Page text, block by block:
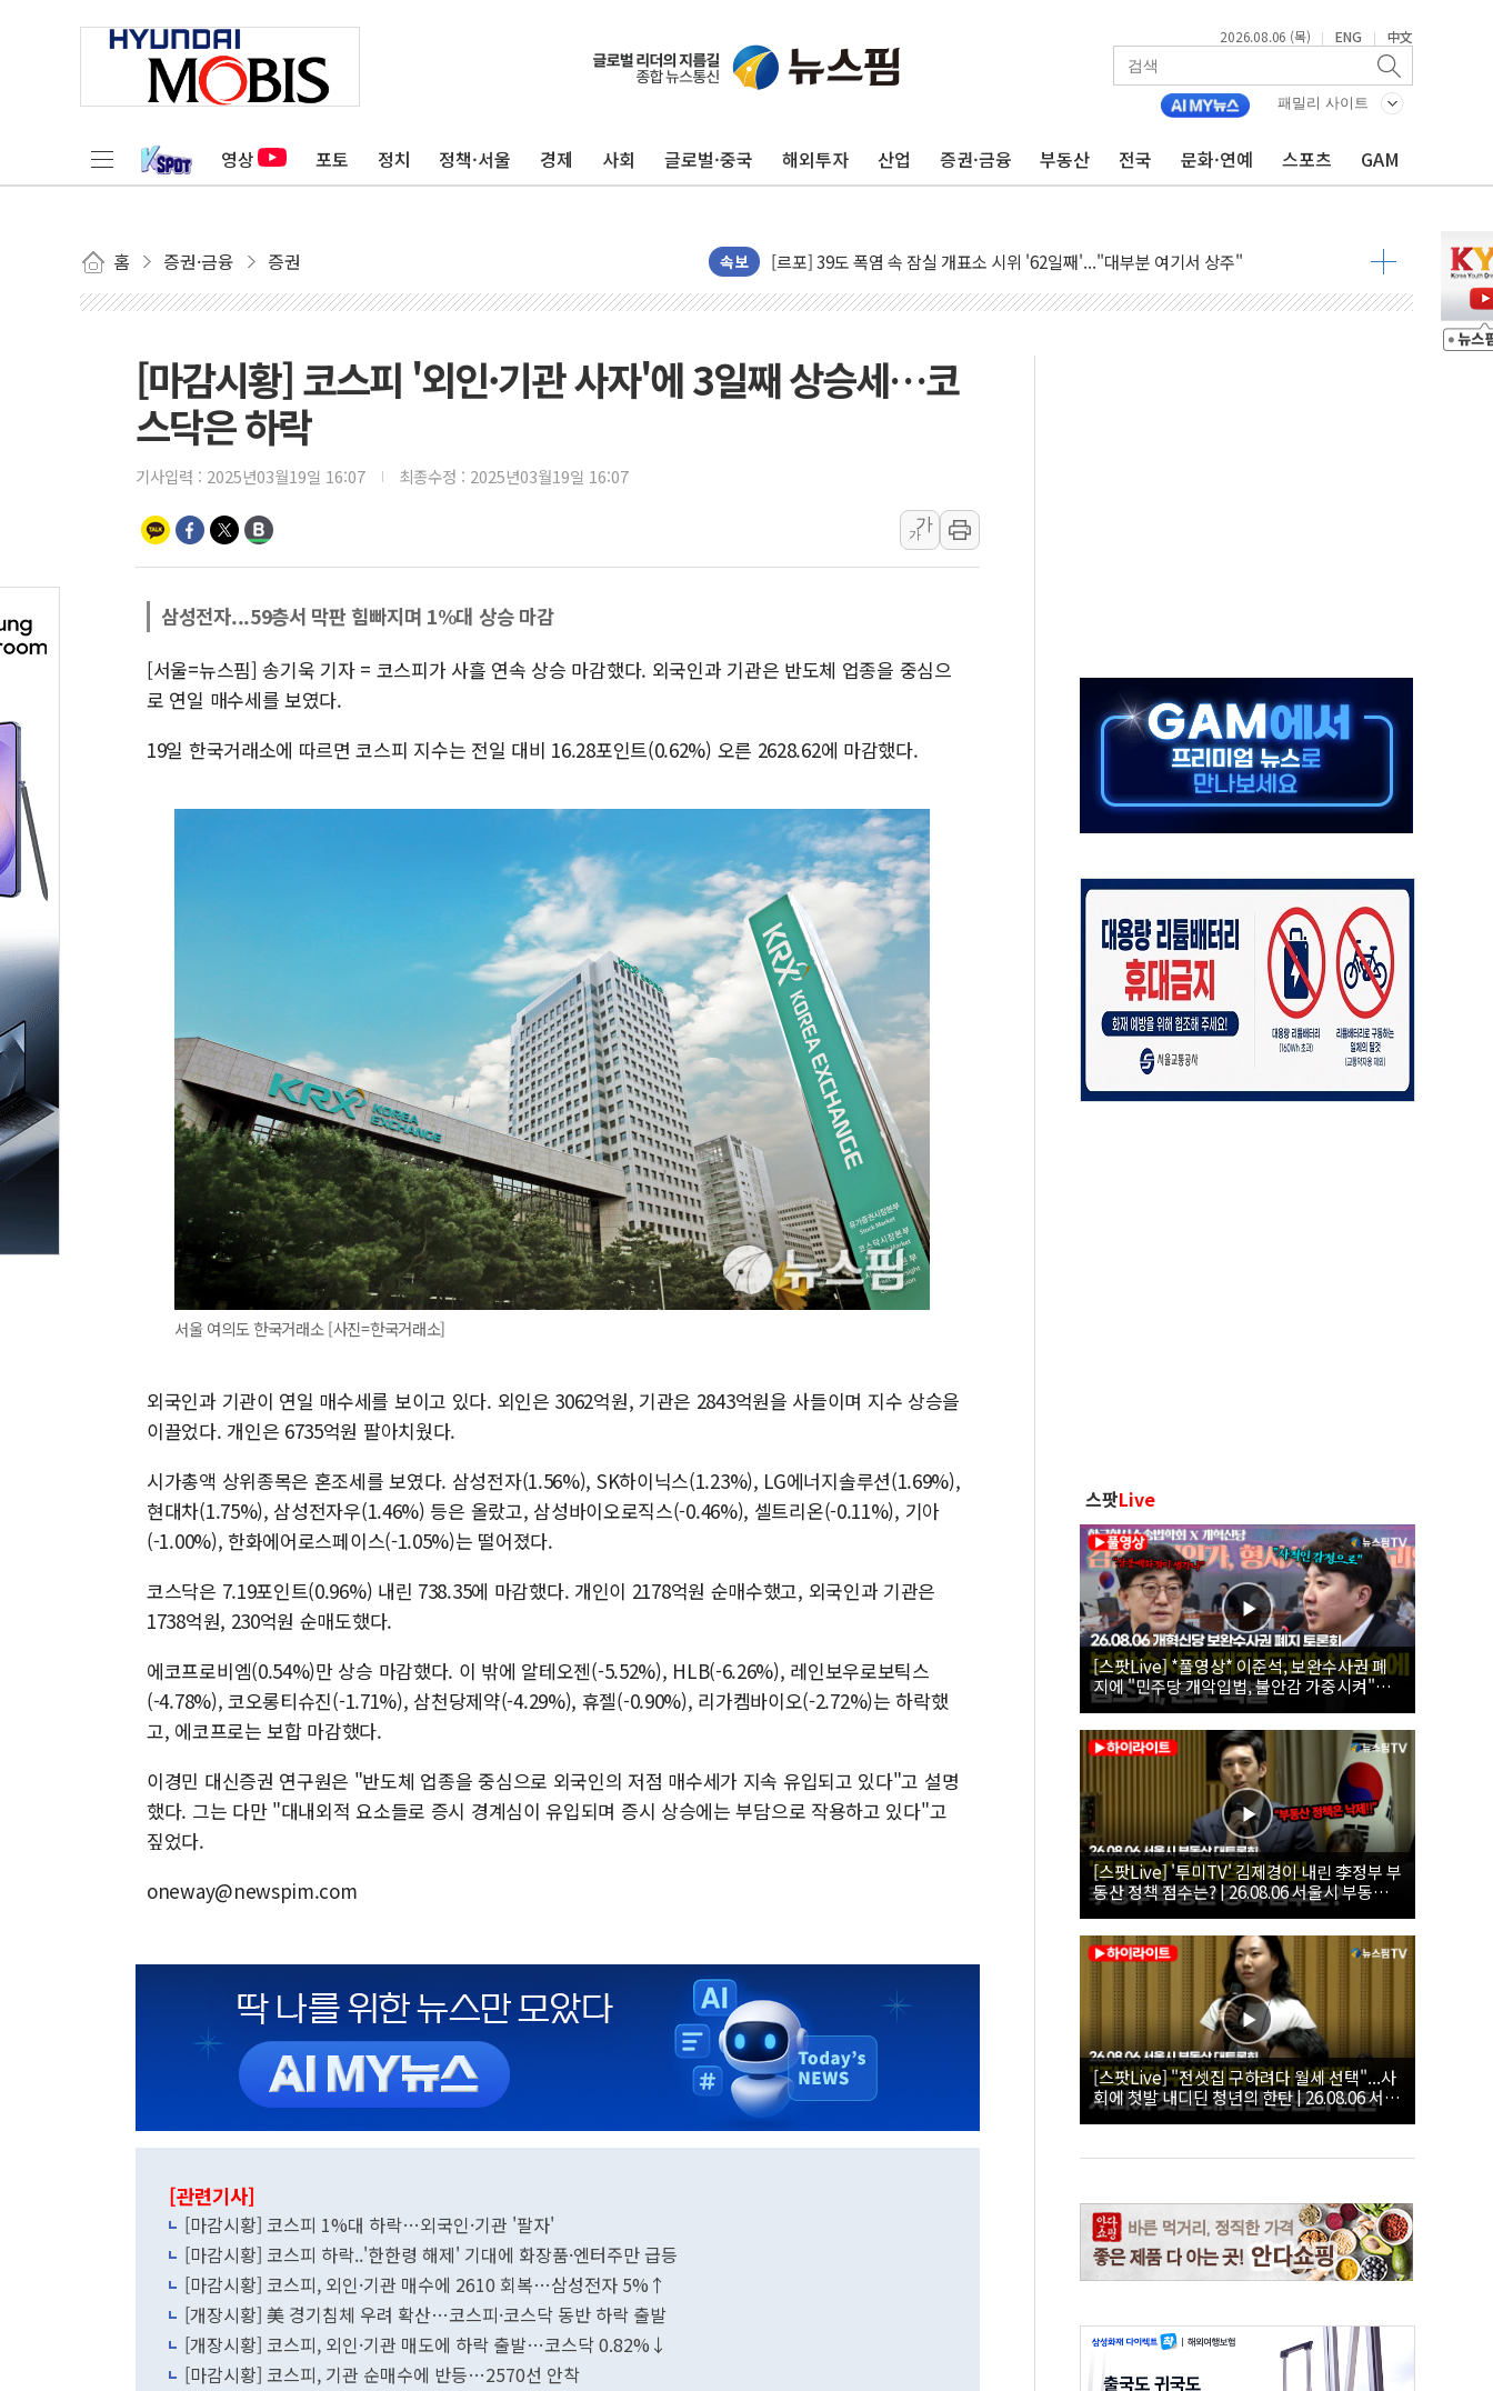
2026.08.06 (목) | ENG | 中文
패밀리 사이트
영상 포토 정치 정책·서울 경제 사회 글로벌·중국 해외투자 산업 증권·금융 부동산 전국 문화·연예 스포츠 GAM
홈 증권·금융 증권 속보
주한미군 "오산기지 누출, 백린 아닌 무해한 표면 부식 물질"
구미 폐염산처리업체서 불 2시간30여분만에 진화...외국인 노동자 숨져
강원도 폭염특보 11일째…온열질환·가축 피해 최소화 '총력 대응'
[코인 시황] 비트코인, ETF 자금 유입에도 박스권…美 암호화폐 법안 처리 여부도 변수
강원·전라권 폭염중대경보 확대…온열질환자 2665명·사망 23명
빚투·레버리지 줄었지만, 반도체 두 종목에 코스피 '휘청'
[2보] 북한, 원산서 동해상 단거리 탄도미사일 발사
종로·중구 오피스 78%가 준공 10년 이상…리뉴얼이 경쟁력 가른다
"5.18은 북한 지령" 설교한 목사 불구속 송치
[종합] 특검, '양평' 원희룡 2차 조사…'당정대 회의' 한동훈·방기선 수사도 속도
개혁신당 "민주, '盧 수사' 악연으로 형사사법 틀 바꿔…국민 불안감 가중"
CJ온스타일, 2분기 영업익 260억원…전년 比 21.2%↑
[마감시황] 코스피 '외인·기관 사자'에 3일째 상승세…코
스닥은 하락
기사입력 : 2025년03월19일 16:07 최종수정 : 2025년03월19일 16:07
가
가
삼성전자...59층서 막판 힘빠지며 1%대 상승 마감
[서울=뉴스핌] 송기욱 기자 = 코스피가 사흘 연속 상승 마감했다. 외국인과 기관은 반도체 업종을 중심으
로 연일 매수세를 보였다.
19일 한국거래소에 따르면 코스피 지수는 전일 대비 16.28포인트(0.62%) 오른 2628.62에 마감했다.
서울 여의도 한국거래소 [사진=한국거래소]
외국인과 기관이 연일 매수세를 보이고 있다. 외인은 3062억원, 기관은 2843억원을 사들이며 지수 상승을
이끌었다. 개인은 6735억원 팔아치웠다.
시가총액 상위종목은 혼조세를 보였다. 삼성전자(1.56%), SK하이닉스(1.23%), LG에너지솔루션(1.69%),
현대차(1.75%), 삼성전자우(1.46%) 등은 올랐고, 삼성바이오로직스(-0.46%), 셀트리온(-0.11%), 기아
(-1.00%), 한화에어로스페이스(-1.05%)는 떨어졌다.
코스닥은 7.19포인트(0.96%) 내린 738.35에 마감했다. 개인이 2178억원 순매수했고, 외국인과 기관은
1738억원, 230억원 순매도했다.
에코프로비엠(0.54%)만 상승 마감했다. 이 밖에 알테오젠(-5.52%), HLB(-6.26%), 레인보우로보틱스
(-4.78%), 코오롱티슈진(-1.71%), 삼천당제약(-4.29%), 휴젤(-0.90%), 리가켐바이오(-2.72%)는 하락했
고, 에코프로는 보합 마감했다.
이경민 대신증권 연구원은 "반도체 업종을 중심으로 외국인의 저점 매수세가 지속 유입되고 있다"고 설명
했다. 그는 다만 "대내외적 요소들로 증시 경계심이 유입되며 증시 상승에는 부담으로 작용하고 있다"고
짚었다.
oneway@newspim.com
[관련기사]
[마감시황] 코스피 1%대 하락…외국인·기관 '팔자'
[마감시황] 코스피 하락..'한한령 해제' 기대에 화장품·엔터주만 급등
[마감시황] 코스피, 외인·기관 매수에 2610 회복…삼성전자 5%↑
[개장시황] 美 경기침체 우려 확산…코스피·코스닥 동반 하락 출발
[개장시황] 코스피, 외인·기관 매도에 하락 출발…코스닥 0.82%↓
[마감시황] 코스피, 기관 순매수에 반등…2570선 안착
스팟Live
[스팟Live] *풀영상* 이준석, 보완수사권 폐
지에 "민주당 개악입법, 불안감 가중시켜"｜
26.08.06 개혁신당 보완수사권 폐지 토론회
[스팟Live] '투미TV' 김제경이 내린 李정부 부
동산 정책 점수는? | 26.08.06 서울시 부동산
대토론회
[스팟Live] "전셋집 구하려다 월세 선택"...사
회에 첫발 내디딘 청년의 한탄 | 26.08.06 서울
시 부동산 대토론회